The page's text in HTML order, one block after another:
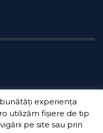
experiența
utilizăm fișiere de tip
pe site sau prin